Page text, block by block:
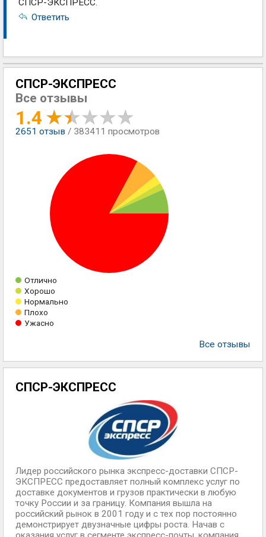
СПСР-ЭКСПРЕСС.
Ответить
СПСР-ЭКСПРЕСС
Все отзывы
1.4
2651 отзыв / 383411 просмотров
Отлично
Хорошо
Нормально
Плохо
Ужасно
Все отзывы
СПСР-ЭКСПРЕСС
Лидер российского рынка экспресс-доставки СПСР-
ЭКСПРЕСС предоставляет полный комплекс услуг по
доставке документов и грузов практически в любую
точку России и за границу. Компания вышла на
российский рынок в 2001 году и с тех пор постоянно
демонстрирует двузначные цифры роста. Начав с